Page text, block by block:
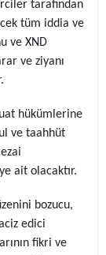
tarafından
tüm iddia ve
ve XND
ve ziyanı
hükümlerine
ve taahhüt
ait olacaktır.
bozucu,
edici
fikri ve